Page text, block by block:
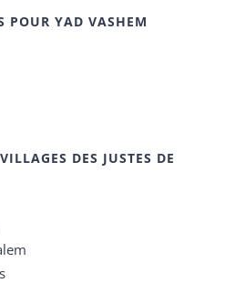
POUR YAD VASHEM
DES JUSTES DE